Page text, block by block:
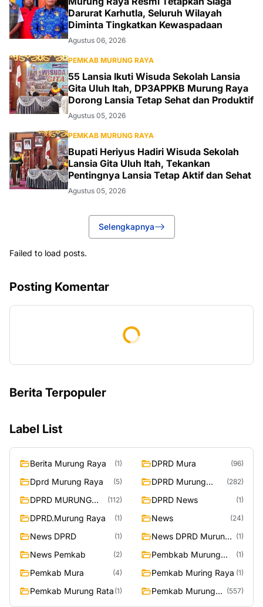
Darurat Karhutla, Seluruh Wilayah
Diminta Tingkatkan Kewaspadaan
Agustus 06, 2026
PEMKAB MURUNG RAYA
55 Lansia Ikuti Wisuda Sekolah Lansia
Gita Uluh Itah, DP3APPKB Murung Raya
Dorong Lansia Tetap Sehat dan Produktif
Agustus 05, 2026
PEMKAB MURUNG RAYA
Bupati Heriyus Hadiri Wisuda Sekolah
Lansia Gita Uluh Itah, Tekankan
Pentingnya Lansia Tetap Aktif dan Sehat
Agustus 05, 2026
Selengkapnya
Failed to load posts.
Posting Komentar
Berita Terpopuler
Label List
Berita Murung Raya (1) DPRD Mura (96)
Dprd Murung Raya (5)
DPRD Murung
Raya
(282)
DPRD MURUNG
RAYA
(112) DPRD News (1)
DPRD.Murung Raya (1) News (24)
News DPRD (1)
News DPRD Murung
Raya
(1)
News Pemkab (2)
Pembkab Murung
Raya
(1)
Pemkab Mura (4) Pemkab Muring Raya (1)
Pemkab Murung Rata (1)
Pemkab Murung
(557)